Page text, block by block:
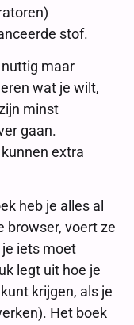
stof.
maar
wat je wilt,
minst
gaan.
extra
heb je alles al
browser, voert ze
iets moet
legt uit hoe je
krijgen, als je
Het boek